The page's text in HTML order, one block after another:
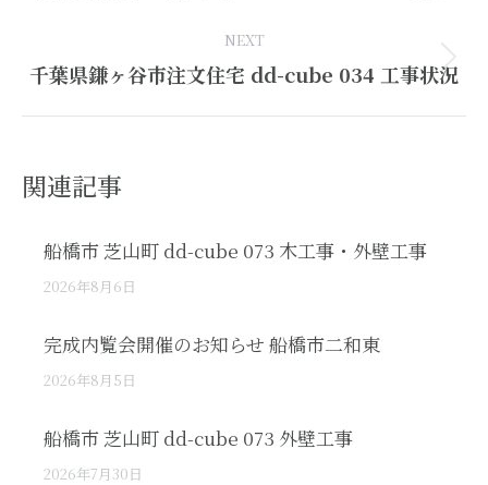
NEXT
Next
千葉県鎌ヶ谷市注文住宅 dd-cube 034 工事状況
関連記事
船橋市 芝山町 dd-cube 073 木工事・外壁工事
2026年8月6日
完成内覧会開催のお知らせ 船橋市二和東
2026年8月5日
船橋市 芝山町 dd-cube 073 外壁工事
2026年7月30日